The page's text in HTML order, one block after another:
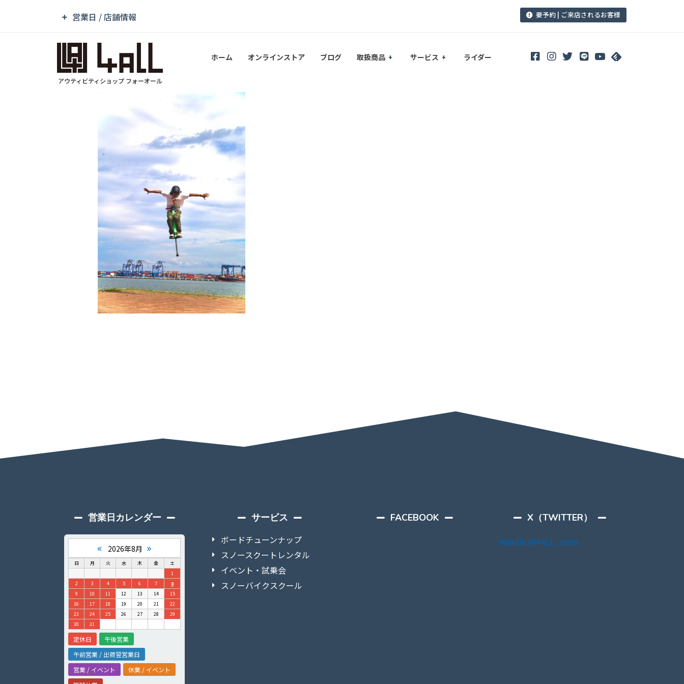
営業日 / 店舗情報 要予約 | ご来店されるお客様
アウティビティショップ フォーオール
ホーム オンラインストア ブログ 取扱商品 サービス ライダー
営業日カレンダー
« 2026年8月 »
日 月 火 水 木 金
土
1
2
3 4 5 6 7
8
9
10 11 12 13 14
15
16
17 18 19 20 21
22
23
24 25 26 27 28
29
30
31
定休日
午後営業
午前営業 / 出荷翌営業日
営業 / イベント
休業 / イベント
サービス
ボードチューンナップ
スノースクートレンタル
イベント・試乗会
スノーバイクスクール
FACEBOOK
X（TWITTER）
Handle @4ALL_store